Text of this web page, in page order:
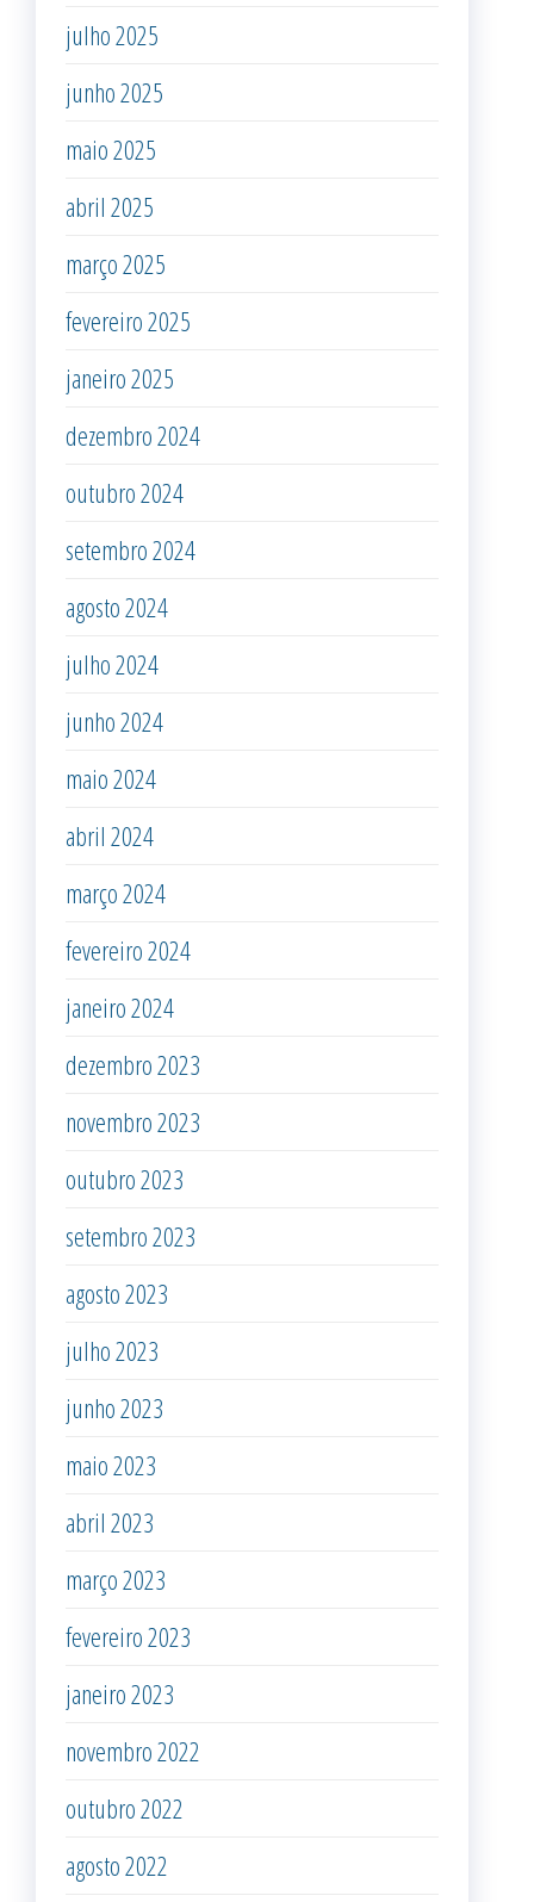
julho 2025
junho 2025
maio 2025
abril 2025
março 2025
fevereiro 2025
janeiro 2025
dezembro 2024
outubro 2024
setembro 2024
agosto 2024
julho 2024
junho 2024
maio 2024
abril 2024
março 2024
fevereiro 2024
janeiro 2024
dezembro 2023
novembro 2023
outubro 2023
setembro 2023
agosto 2023
julho 2023
junho 2023
maio 2023
abril 2023
março 2023
fevereiro 2023
janeiro 2023
novembro 2022
outubro 2022
agosto 2022